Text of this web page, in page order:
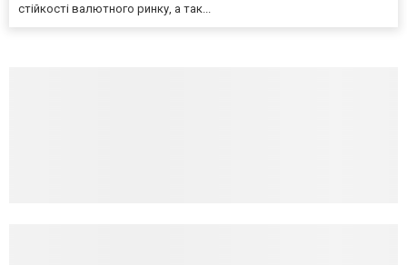
стійкості валютного ринку, а так...